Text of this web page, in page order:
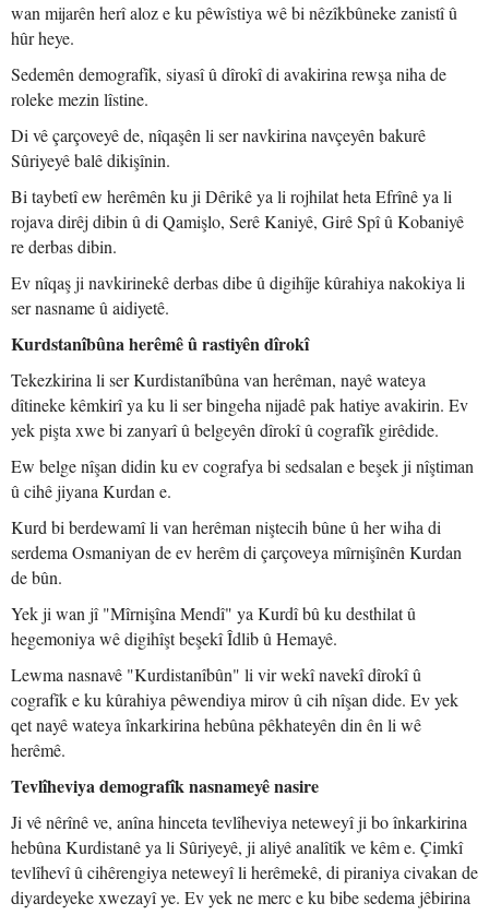
wan mijarên herî aloz e ku pêwîstiya wê bi nêzîkbûneke zanistî û
hûr heye.
Sedemên demografîk, siyasî û dîrokî di avakirina rewşa niha de
roleke mezin lîstine.
Di vê çarçoveyê de, nîqaşên li ser navkirina navçeyên bakurê
Sûriyeyê balê dikişînin.
Bi taybetî ew herêmên ku ji Dêrikê ya li rojhilat heta Efrînê ya li
rojava dirêj dibin û di Qamişlo, Serê Kaniyê, Girê Spî û Kobaniyê
re derbas dibin.
Ev nîqaş ji navkirinekê derbas dibe û digihîje kûrahiya nakokiya li
ser nasname û aidiyetê.
Kurdstanîbûna herêmê û rastiyên dîrokî
Tekezkirina li ser Kurdistanîbûna van herêman, nayê wateya
dîtineke kêmkirî ya ku li ser bingeha nijadê pak hatiye avakirin. Ev
yek pişta xwe bi zanyarî û belgeyên dîrokî û cografîk girêdide.
Ew belge nîşan didin ku ev cografya bi sedsalan e beşek ji nîştiman
û cihê jiyana Kurdan e.
Kurd bi berdewamî li van herêman niştecih bûne û her wiha di
serdema Osmaniyan de ev herêm di çarçoveya mîrnişînên Kurdan
de bûn.
Yek ji wan jî "Mîrnişîna Mendî" ya Kurdî bû ku desthilat û
hegemoniya wê digihîşt beşekî Îdlib û Hemayê.
Lewma nasnavê "Kurdistanîbûn" li vir wekî navekî dîrokî û
cografîk e ku kûrahiya pêwendiya mirov û cih nîşan dide. Ev yek
qet nayê wateya înkarkirina hebûna pêkhateyên din ên li wê
herêmê.
Tevlîheviya demografîk nasnameyê nasire
Ji vê nêrînê ve, anîna hinceta tevlîheviya neteweyî ji bo înkarkirina
hebûna Kurdistanê ya li Sûriyeyê, ji aliyê analîtîk ve kêm e. Çimkî
tevlîhevî û cihêrengiya neteweyî li herêmekê, di piraniya civakan de
diyardeyeke xwezayî ye. Ev yek ne merc e ku bibe sedema jêbirina